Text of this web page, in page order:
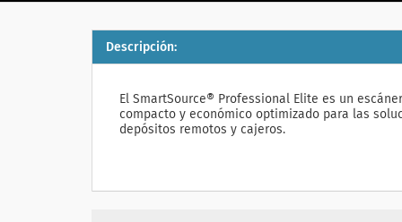
Descripción:
El SmartSource® Professional Elite es un
compacto y económico optimizado para las
depósitos remotos y cajeros.